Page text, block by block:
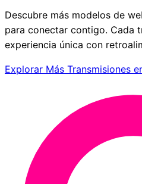
Descubre más modelos de
para conectar contigo. Cada
experiencia única con
Explorar Más Transmisiones